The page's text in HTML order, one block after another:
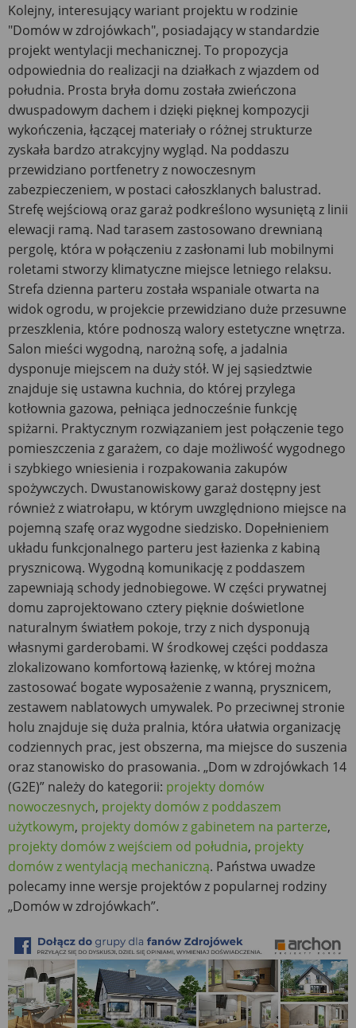
Kolejny, interesujący wariant projektu w rodzinie
"Domów w zdrojówkach", posiadający w standardzie
projekt wentylacji mechanicznej. To propozycja
odpowiednia do realizacji na działkach z wjazdem od
południa. Prosta bryła domu została zwieńczona
dwuspadowym dachem i dzięki pięknej kompozycji
wykończenia, łączącej materiały o różnej strukturze
zyskała bardzo atrakcyjny wygląd. Na poddaszu
przewidziano portfenetry z nowoczesnym
zabezpieczeniem, w postaci całoszklanych balustrad.
Strefę wejściową oraz garaż podkreślono wysuniętą z linii
elewacji ramą. Nad tarasem zastosowano drewnianą
pergolę, która w połączeniu z zasłonami lub mobilnymi
roletami stworzy klimatyczne miejsce letniego relaksu.
Strefa dzienna parteru została wspaniale otwarta na
widok ogrodu, w projekcie przewidziano duże przesuwne
przeszklenia, które podnoszą walory estetyczne wnętrza.
Salon mieści wygodną, narożną sofę, a jadalnia
dysponuje miejscem na duży stół. W jej sąsiedztwie
znajduje się ustawna kuchnia, do której przylega
kotłownia gazowa, pełniąca jednocześnie funkcję
spiżarni. Praktycznym rozwiązaniem jest połączenie tego
pomieszczenia z garażem, co daje możliwość wygodnego
i szybkiego wniesienia i rozpakowania zakupów
spożywczych. Dwustanowiskowy garaż dostępny jest
również z wiatrołapu, w którym uwzględniono miejsce na
pojemną szafę oraz wygodne siedzisko. Dopełnieniem
układu funkcjonalnego parteru jest łazienka z kabiną
prysznicową. Wygodną komunikację z poddaszem
zapewniają schody jednobiegowe. W części prywatnej
domu zaprojektowano cztery pięknie doświetlone
naturalnym światłem pokoje, trzy z nich dysponują
własnymi garderobami. W środkowej części poddasza
zlokalizowano komfortową łazienkę, w której można
zastosować bogate wyposażenie z wanną, prysznicem,
zestawem nablatowych umywalek. Po przeciwnej stronie
holu znajduje się duża pralnia, która ułatwia organizację
codziennych prac, jest obszerna, ma miejsce do suszenia
oraz stanowisko do prasowania. „Dom w zdrojówkach 14
(G2E)” należy do kategorii: projekty domów
nowoczesnych, projekty domów z poddaszem
użytkowym, projekty domów z gabinetem na parterze,
projekty domów z wejściem od południa, projekty
domów z wentylacją mechaniczną. Państwa uwadze
polecamy inne wersje projektów z popularnej rodziny
„Domów w zdrojówkach”.